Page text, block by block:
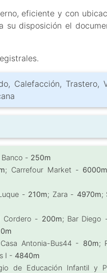
eficiente y con
su disposición el
Calefacción, Trastero,
Banco - 250m
; Carrefour Market - 6000m
- 210m; Zara - 4970m;
Cordero - 200m; Bar Diego
Antonia-Bus44 - 80m;
I -4840m
de Educación Infantil y